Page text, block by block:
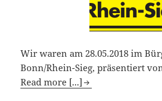
Wir waren am 28.05.2018 im
Bonn/Rhein-Sieg, präsentiert
Read more [...]